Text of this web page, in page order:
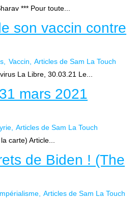
*** Pour toute...
son vaccin contre
Vaccin
Articles de Sam La Touch
La Libre, 30.03.21 Le...
mars 2021
Articles de Sam La Touch
carte) Article...
de Biden ! (The
Articles de Sam La Touch